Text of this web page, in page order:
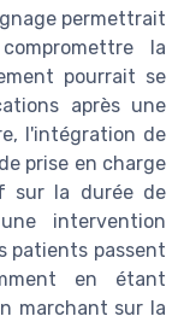
permettrait
la
pourrait se
après une
l'intégration de
prise en charge
sur la durée de
intervention
patients passent
en étant
marchant sur la